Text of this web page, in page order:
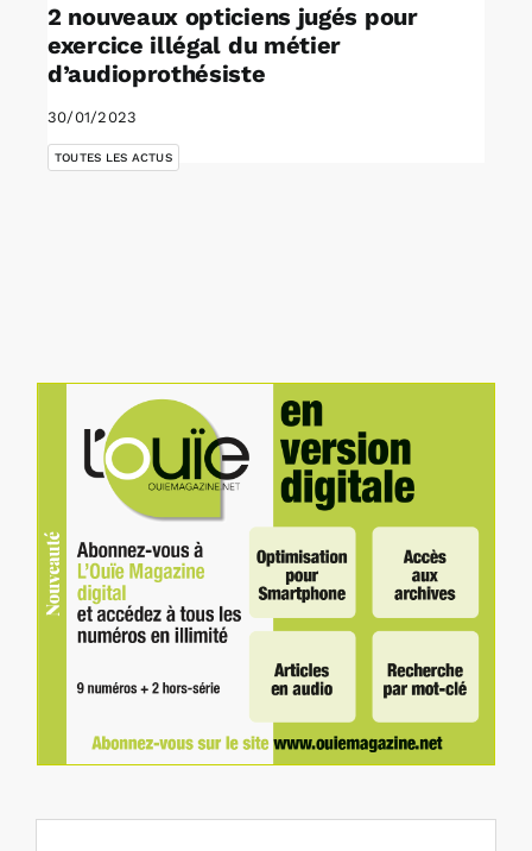
2 nouveaux opticiens jugés pour
exercice illégal du métier
d’audioprothésiste
30/01/2023
TOUTES LES ACTUS